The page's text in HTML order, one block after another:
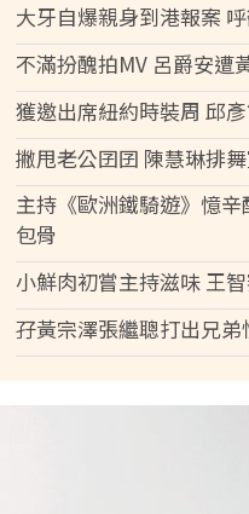
大牙自爆親身到港報案
不滿扮醜拍MV 呂爵安遭
獲邀出席紐約時裝周 邱
撇甩老公囝囝 陳慧琳排
主持《歐洲鐵騎遊》憶
包骨
小鮮肉初嘗主持滋味 王
孖黃宗澤張繼聰打出兄